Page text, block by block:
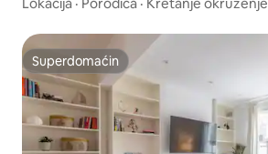
Superdomaćin
Superdomaćin